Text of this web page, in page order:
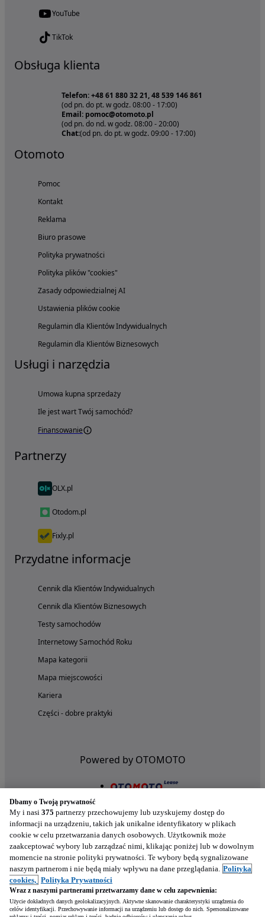
YouTube
TikTok
Obsługa klienta
Telefon: +48 61 880 32 21, 48 539 146 861
(od pn. do pt. w godz. 08:00 - 17:00)
Email: pomoc@otomoto.pl
(od pn. do nd. w godz. 08:00 - 20:00)
Chat:(od pn. do pt. w godz. 09:00 - 17:00)
Otomoto
Pomoc
Kontakt
Reklama
Biuro prasowe
Polityka prywatności
Polityka plików "cookies"
Zasady odpowiedzialnej AI
Ustawienia plików cookie
Regulamin dla Klientów Indywidualnych
Regulamin dla Klientów Biznesowych
Usługi i narzędzia
Umowa kupna sprzedaży
Ile jest wart Twój samochód?
Finansowanie
Partnerzy
OLX.pl
Otodom.pl
Fixly.pl
Przydatne informacje
Cennik dla Klientów Indywidualnych
Cennik dla Klientów Biznesowych
Testy samochodów
Internetowy Samochód Roku
Mapa kategorii
Mapa miejscowości
Kariera
Części - dobre praktyki
Powered by OTOMOTO
Nasze aplikacje w twoim telefonie
Dbamy o Twoją prywatność
My i nasi 375 partnerzy przechowujemy lub uzyskujemy dostęp do
informacji na urządzeniu, takich jak unikalne identyfikatory w plikach
cookie w celu przetwarzania danych osobowych. Użytkownik może
zaakceptować wybory lub zarządzać nimi, klikając poniżej lub w dowolnym
momencie na stronie polityki prywatności. Te wybory będą sygnalizowane
naszym partnerom i nie będą miały wpływu na dane przeglądania. Polityka
cookies, Polityka Prywatności
Wraz z naszymi partnerami przetwarzamy dane w celu zapewnienia:
Użycie dokładnych danych geolokalizacyjnych. Aktywne skanowanie charakterystyki urządzenia do
celów identyfikacji. Przechowywanie informacji na urządzeniu lub dostęp do nich. Spersonalizowane